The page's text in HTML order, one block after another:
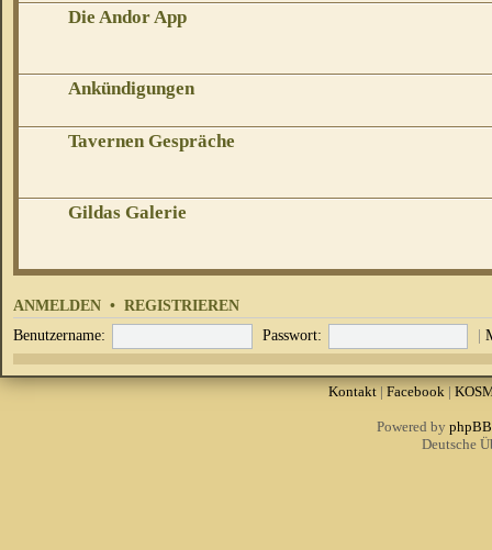
Die Andor App
Ankündigungen
Tavernen Gespräche
Gildas Galerie
ANMELDEN • REGISTRIEREN
Benutzername: Passwort: |
Kontakt| Facebook|
Powered by phpBB
Deutsche